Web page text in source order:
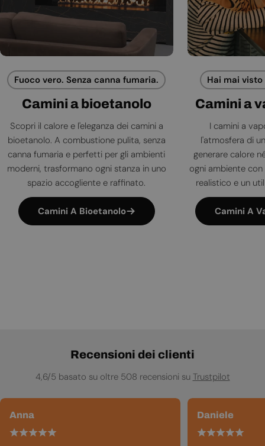
Fuoco vero. Senza canna fumaria.
Camini a bioetanolo
Scopri il calore e l'eleganza dei camini a
bioetanolo. A combustione pulita, senza
canna fumaria e perfetti per gli ambienti
moderni, trasformano ogni stanza in uno
spazio accogliente e raffinato.
Camini A Bioetanolo
Hai mai
Camini a
I camini a
l'atmosfera di
generare calore
ogni ambiente
realistico e un
Camini A
Recensioni dei clienti
4,6/5 basato su oltre 508 recensioni su Trustpilot
Anna Daniele